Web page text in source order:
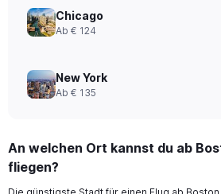
Chicago
Ab € 124
New York
Ab € 135
An welchen Ort kannst du ab
fliegen?